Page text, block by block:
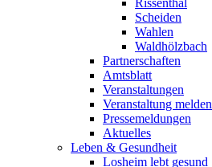
Rissenthal
Scheiden
Wahlen
Waldhölzbach
Partnerschaften
Amtsblatt
Veranstaltungen
Veranstaltung melden
Pressemeldungen
Aktuelles
Leben & Gesundheit
Losheim lebt gesund